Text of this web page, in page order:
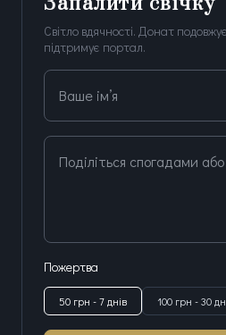
Світло вдячності. Донат
підтримує портал.
Ваше ім’я
Поділіться спогадами
Пожертва
50 грн - 7 днів 100 грн - 30